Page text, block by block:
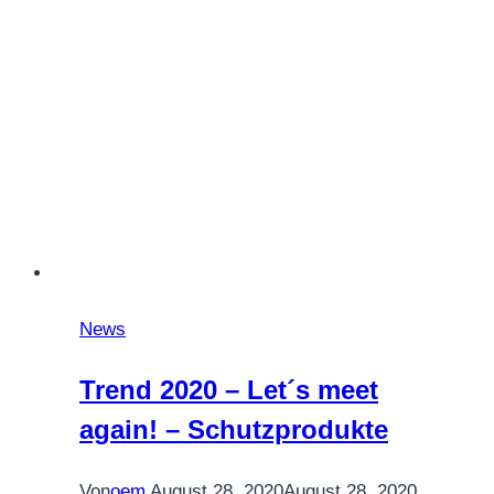
News
Trend 2020 – Let´s meet
again! – Schutzprodukte